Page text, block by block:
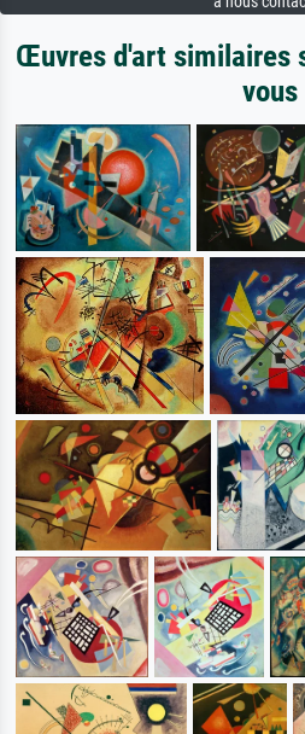
Œuvres d'art similaires
vous